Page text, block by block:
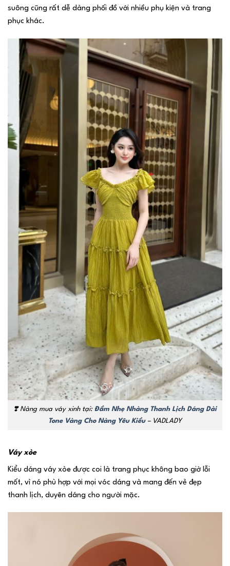
suông cũng rất dễ dàng phối đồ với nhiều phụ kiện và trang
phục khác.
❣️Nàng mua váy xinh tại: Đầm Nhẹ Nhàng Thanh Lịch Dáng Dài
Tone Vàng Cho Nàng Yêu Kiều– VADLADY
Váy xòe
Kiểu dáng váy xòe được coi là trang phục không bao giờ lỗi
mốt, vì nó phù hợp với mọi vóc dáng và mang đến vẻ đẹp
thanh lịch, duyên dáng cho người mặc.